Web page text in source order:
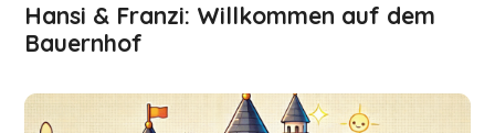
Hansi & Franzi: Willkommen auf dem
Bauernhof